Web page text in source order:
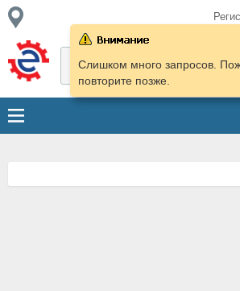
Слишком много запросов.
повторите позже.